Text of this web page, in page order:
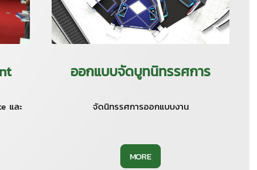
และ
ออกแบบจัดบูทนิทรรศการ
จัดนิทรรศการออกแบบงาน
MORE